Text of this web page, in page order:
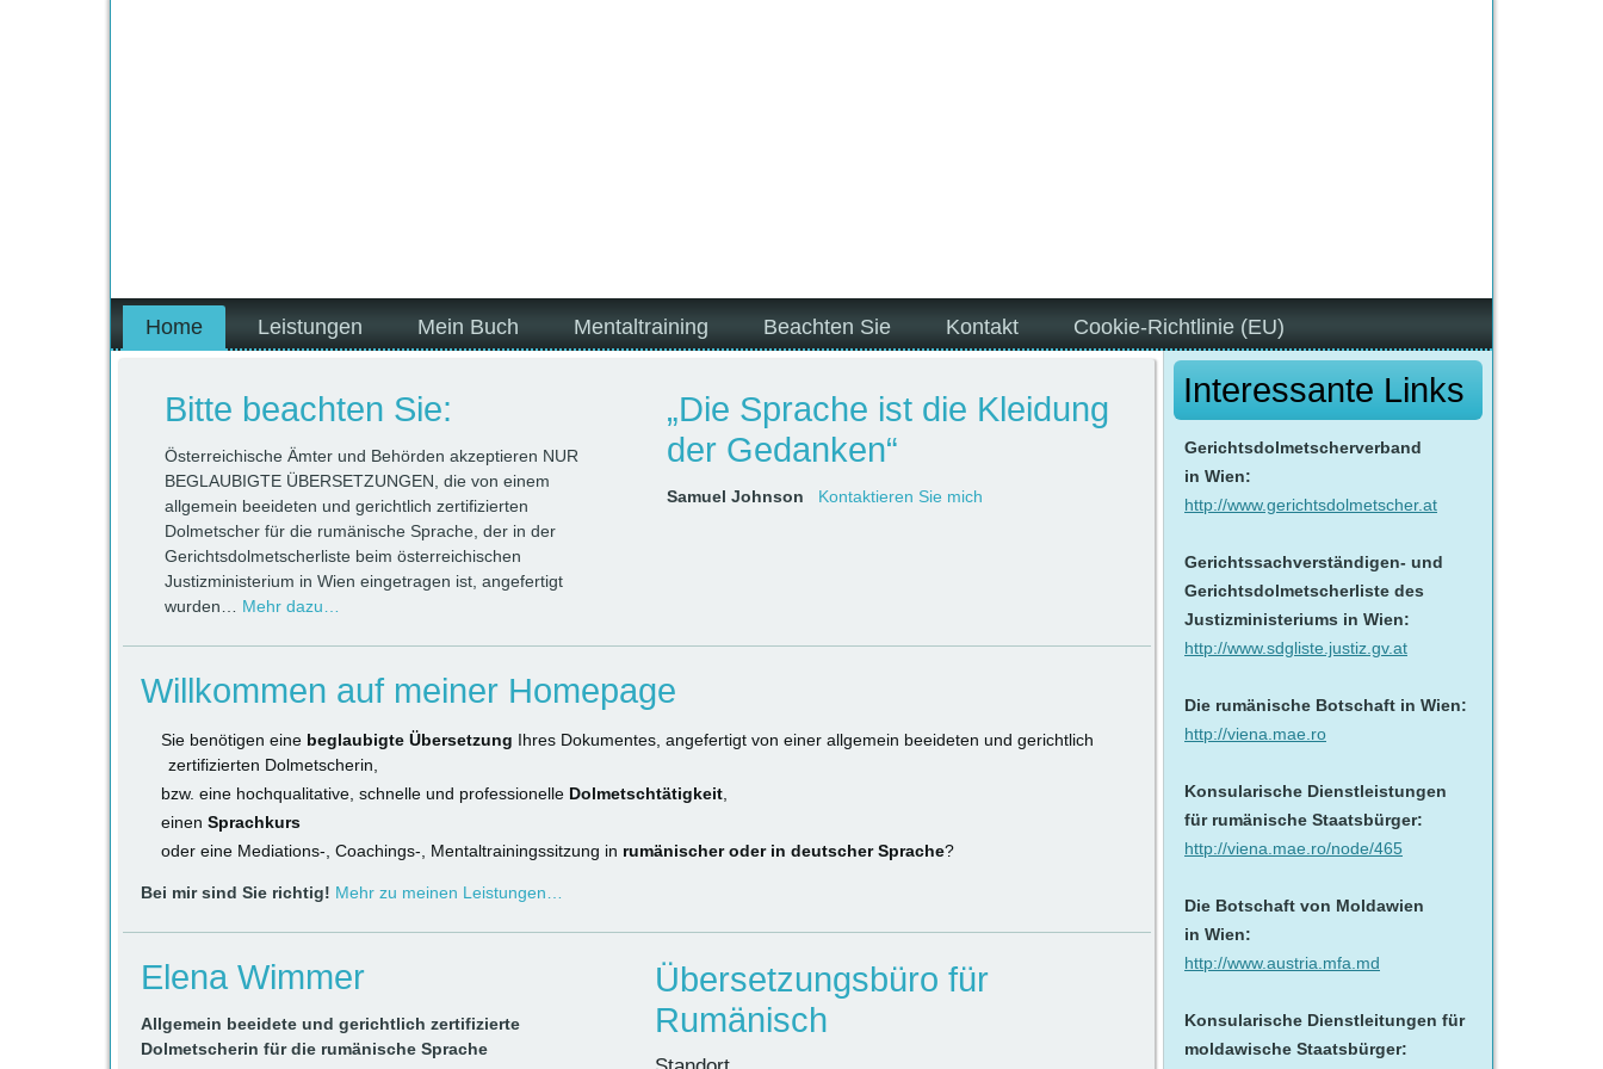
Home Leistungen Mein Buch Mentaltraining Beachten Sie Kontakt Cookie-Richtlinie (EU)
Bitte beachten Sie:
Österreichische Ämter und Behörden akzeptieren NUR
BEGLAUBIGTE ÜBERSETZUNGEN, die von einem
allgemein beeideten und gerichtlich zertifizierten
Dolmetscher für die rumänische Sprache, der in der
Gerichtsdolmetscherliste beim österreichischen
Justizministerium in Wien eingetragen ist, angefertigt
wurden… Mehr dazu…
„Die Sprache ist die Kleidung
der Gedanken“
Samuel Johnson Kontaktieren Sie mich
Willkommen auf meiner Homepage
Sie benötigen eine beglaubigte Übersetzung Ihres Dokumentes, angefertigt von einer allgemein beeideten und gerichtlich
zertifizierten Dolmetscherin,
bzw. eine hochqualitative, schnelle und professionelle Dolmetschtätigkeit
einen Sprachkurs
oder eine Mediations-, Coachings-, Mentaltrainingssitzung in rumänischer oder in deutscher Sprache?
Bei mir sind Sie richtig! Mehr zu meinen Leistungen…
Elena Wimmer
Allgemein beeidete und gerichtlich zertifizierte
Dolmetscherin für die rumänische Sprache
Übersetzungsbüro für
Rumänisch
Interessante Links
Gerichtsdolmetscherverband
in Wien:
http://www.gerichtsdolmetscher.at
Gerichtssachverständigen- und
Gerichtsdolmetscherliste des
Justizministeriums in Wien:
http://www.sdgliste.justiz.gv.at
Die rumänische Botschaft in Wien:
http://viena.mae.ro
Konsularische Dienstleistungen
für rumänische Staatsbürger:
http://viena.mae.ro/node/465
Die Botschaft von Moldawien
in Wien:
http://www.austria.mfa.md
Konsularische Dienstleitungen für
moldawische Staatsbürger: